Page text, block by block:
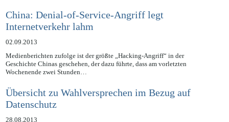
China: Denial-of-Service-Angriff legt
Internetverkehr lahm
02.09.2013
Medienberichten zufolge ist der größte „Hacking-Angriff“ in der
Geschichte Chinas geschehen, der dazu führte, dass am vorletzten
Übersicht zu Wahlversprechen im Bezug auf
Datenschutz